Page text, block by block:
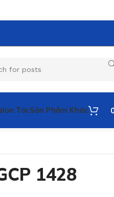
TócSản Phẩm Khác
1428